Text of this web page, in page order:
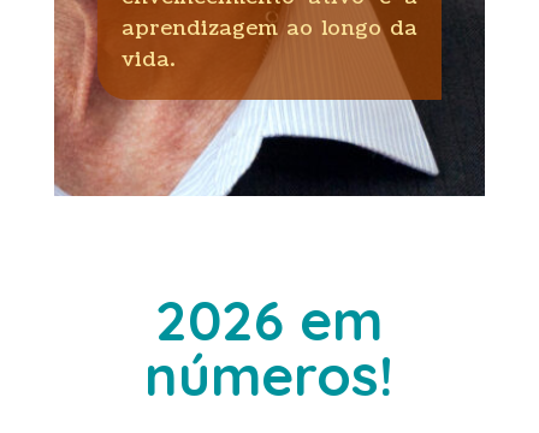
aprendizagem ao longo da
vida.
2026 em
números!